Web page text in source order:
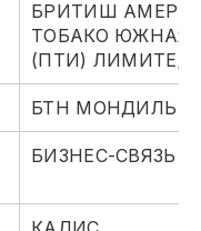
БРИТИШ
ТОБАКО ЮЖНАЯ
(ПТИ) ЛИМИТЕД
БТН МОНДИЛЬ
БИЗНЕС-СВЯЗЬ